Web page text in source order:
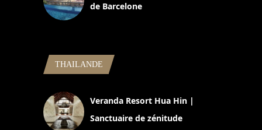
de Barcelone
THAILANDE
Veranda Resort Hua Hin |
Sanctuaire de zénitude